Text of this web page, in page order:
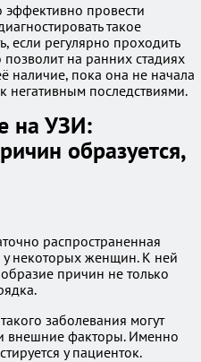
провести
такое
если регулярно проходить
позволит на ранних стадиях
наличие, пока она не начала
негативным последствиями.
на УЗИ:
образуется,
распространенная
у некоторых женщин. К ней
причин не только
заболевания могут
внешние факторы. Именно
у пациенток.